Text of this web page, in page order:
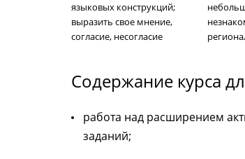
языковых конструкций;
выразить свое мнение,
согласие, несогласие
Содержание курса
работа над расширением
заданий;